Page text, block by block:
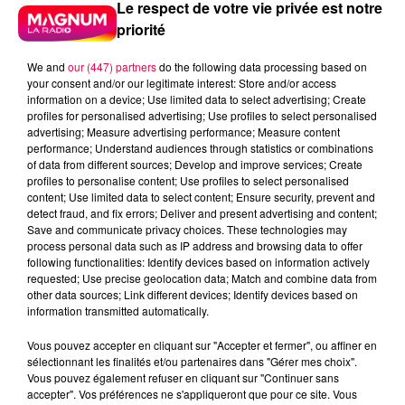
Et à mon avis, la marge ne va pas être fabuleuse sur
2026. »
UN HORIZON CHARGÉ POUR LE RESTE DE
L'ANNÉE
Sur les prochains mois, la présidente de l'OEC ne se
veut pas optimiste. « Le deuxième trimestre 2026 ne
va pas être bon du tout », tranche-t-elle. Les effets
des tensions internationales sur l'énergie et les
approvisionnements mettront du temps à se
résorber. Avril et mai seront pénalisés par les ponts,
juin et juillet par la saisonnalité estivale.
Et au-delà, une autre ombre pointe à l'horizon : les
élections présidentielles de 2027. « Les administrations
et les secteurs publics n'prendront pas forcément de
décisions parce qu'ils attendent l'issue des élections »,
prévient-elle. Un attentisme supplémentaire pour des
entreprises qui partent « déjà de très très loin ».
Le respect de votre vie privée est notre
priorité
We and our (447) partnersdo the following data processing based on
your consent and/or our legitimate interest: Store and/or access
information on a device; Use limited data to select advertising; Create
profiles for personalised advertising; Use profiles to select personalised
advertising; Measure advertising performance; Measure content
performance; Understand audiences through statistics or combinations
of data from different sources; Develop and improve services; Create
profiles to personalise content; Use profiles to select personalised
content; Use limited data to select content; Ensure security, prevent and
detect fraud, and fix errors; Deliver and present advertising and content;
Save and communicate privacy choices. These technologies may
process personal data such as IP address and browsing data to offer
following functionalities: Identify devices based on information actively
requested; Use precise geolocation data; Match and combine data from
other data sources; Link different devices; Identify devices based on
information transmitted automatically.
Vous pouvez accepter en cliquant sur "Accepter et fermer", ou affiner en
sélectionnant les finalités et/ou partenaires dans "Gérer mes choix".
Vous pouvez également refuser en cliquant sur "Continuer sans
accepter". Vos préférences ne s'appliqueront que pour ce site. Vous